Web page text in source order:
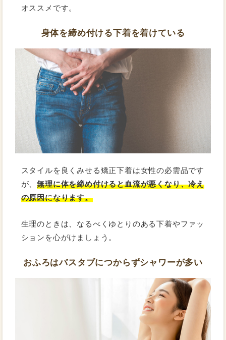
オススメです。
身体を締め付ける下着を着けている
スタイルを良くみせる矯正下着は女性の必需品です
が、無理に体を締め付けると血流が悪くなり、冷え
の原因になります。
生理のときは、なるべくゆとりのある下着やファッ
ションを心がけましょう。
おふろはバスタブにつからずシャワーが多い